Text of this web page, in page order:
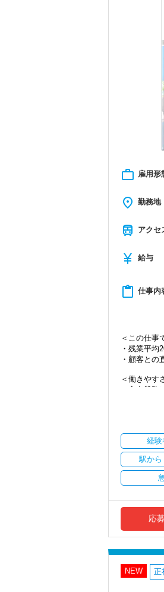
work_outline 雇用形
place 勤務地
train アクセ
currency_yen 給与
content_paste 仕事内
＜この仕事
・残業平均
・顧客との
＜働きやす
・入力業務
・顧客と直
・経験値が
＜働きやす
・有給取得
・年間休日
・男性の育
・テレワー
・全席デュ
・クライア
・9割が紹
・一般企業
経験
駅から
応
NEW 正